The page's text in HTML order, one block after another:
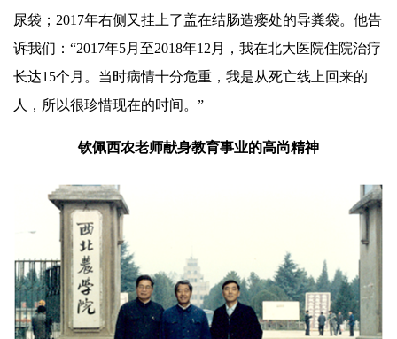
尿袋；2017年右侧又挂上了盖在结肠造瘘处的导粪袋。他告
诉我们：“2017年5月至2018年12月，我在北大医院住院治疗
长达15个月。当时病情十分危重，我是从死亡线上回来的
人，所以很珍惜现在的时间。”
钦佩西农老师献身教育事业的高尚精神